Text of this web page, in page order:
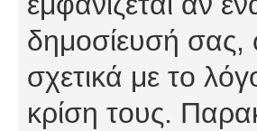
δημοσίευσή
σχετικά με το
κρίση τους.